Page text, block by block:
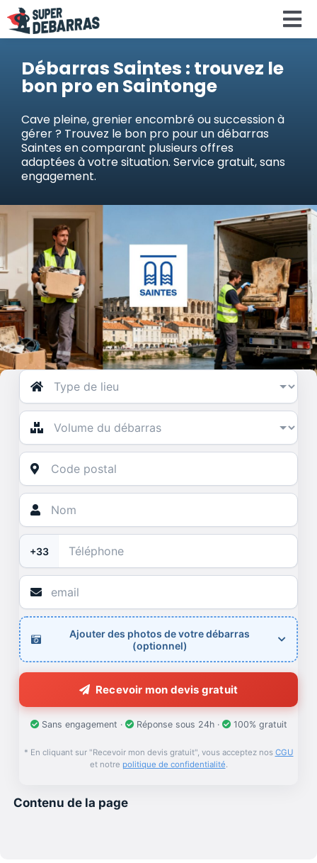
Skip
to
Accueil
Services
Régions
Search
for:
Débarras Saintes : trouvez le
bon pro en Saintonge
Cave pleine, grenier encombré ou succession à
gérer ? Trouvez le bon pro pour un débarras
Saintes en comparant plusieurs offres
adaptées à votre situation. Service gratuit, sans
engagement.
+33
Ajouter des photos de votre débarras
(optionnel)
Recevoir mon devis gratuit
Sans engagement · Réponse sous 24h · 100% gratuit
* En cliquant sur "Recevoir mon devis gratuit", vous acceptez nos CGU
et notre politique de confidentialité.
Contenu de la page